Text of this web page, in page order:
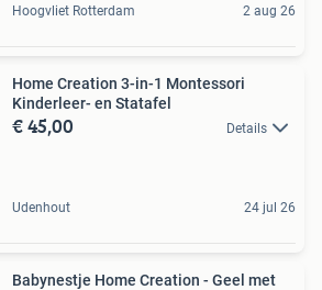
Hoogvliet Rotterdam 2 aug 26
Home Creation 3-in-1 Montessori
Kinderleer- en Statafel
€ 45,00 Details
Udenhout 24 jul 26
Babynestje Home Creation - Geel met